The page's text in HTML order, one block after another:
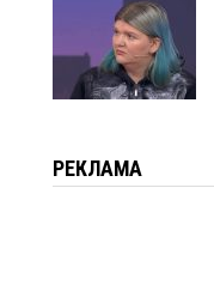
РЕКЛАМА